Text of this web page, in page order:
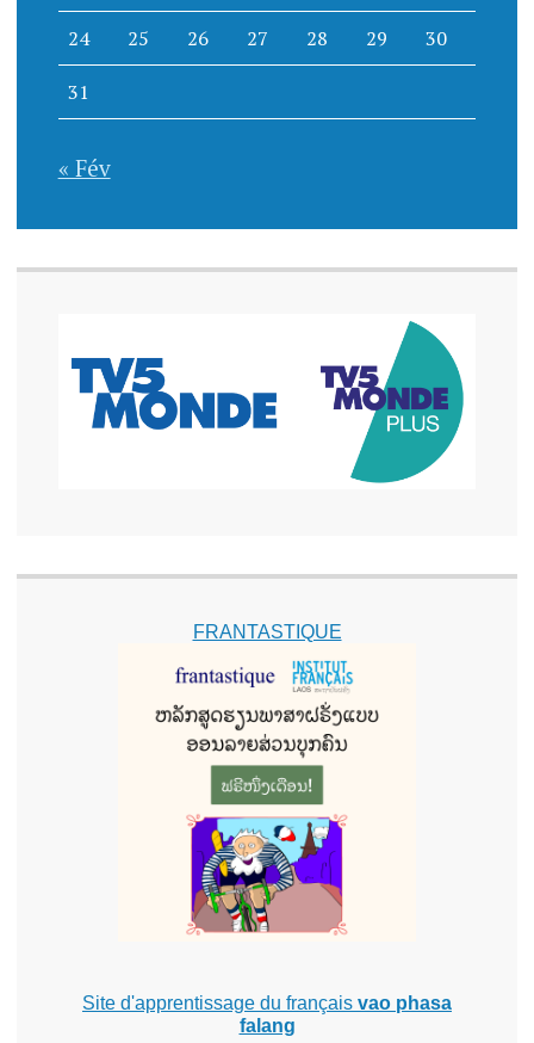
24 25 26 27 28 29 30
31
« Fév
FRANTASTIQUE
Site d'apprentissage du français vao phasa
falang